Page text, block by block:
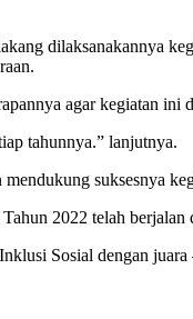
dilaksanakannya
agar kegiatan ini
tahunnya.” lanjutnya.
suksesnya
2022 telah berjalan
Sosial dengan juara